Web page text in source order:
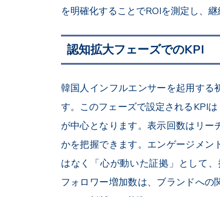
を明確化することでROIを測定し、
認知拡大フェーズでのKPI
韓国人インフルエンサーを起用す
す。このフェーズで設定されるKPI
が中心となります。表示回数はリー
かを把握できます。エンゲージメ
はなく「心が動いた証拠」として
フォロワー増加数は、ブランドへ